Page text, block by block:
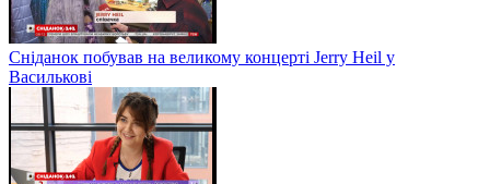
Сніданок побував на великому концерті Jerry Heil у
Василькові